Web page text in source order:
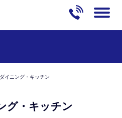
イニング・キッチン
グ・キッチン